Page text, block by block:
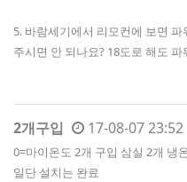
5. 바람세기에서 리모컨에 보면
주시면 안 되나요? 18도로 해도
2개구입 17-08-07 23:52
0=마이온도 2개 구입 삼실 2개 냉
일단 설치는 완료